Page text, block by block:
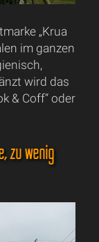
„Krua
im ganzen
wird das
& Coff“ oder
zu wenig